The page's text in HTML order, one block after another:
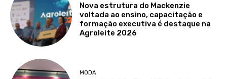
Nova estrutura do Mackenzie
voltada ao ensino, capacitação e
formação executiva é destaque na
Agroleite 2026
MODA